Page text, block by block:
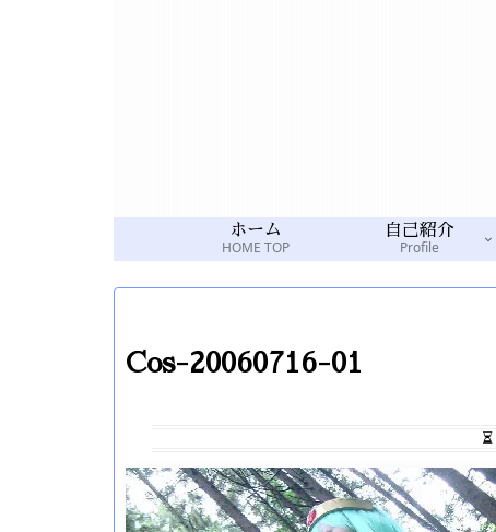
ホーム
HOME TOP
自己紹介
Profile
Cos-20060716-01